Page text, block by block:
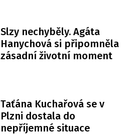
Slzy nechyběly. Agáta
Hanychová si připomněla
zásadní životní moment
Taťána Kuchařová se v
Plzni dostala do
nepříjemné situace